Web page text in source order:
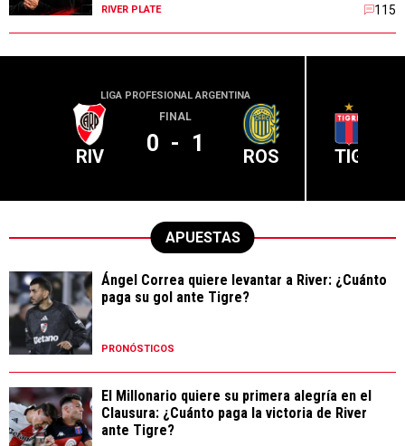
RIVER PLATE 115
LIGA PROFESIONAL ARGENTINA
RIV
FINAL
0 - 1 ROS TIG
APUESTAS
Ángel Correa quiere levantar a River: ¿Cuánto
paga su gol ante Tigre?
PRONÓSTICOS
El Millonario quiere su primera alegría en el
Clausura: ¿Cuánto paga la victoria de River
ante Tigre?